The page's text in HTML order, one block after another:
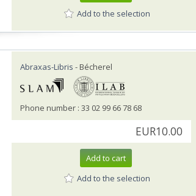
Add to the selection
Abraxas-Libris - Bécherel
Phone number : 33 02 99 66 78 68
EUR10.00
Add to cart
Add to the selection